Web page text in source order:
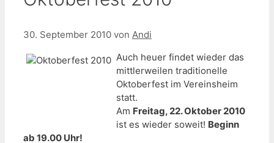
30. September 2010 von Andi
Auch heuer findet wieder das
mittlerweilen traditionelle
Oktoberfest im Vereinsheim
statt.
Am Freitag, 22. Oktober 2010
ist es wieder soweit! Beginn
ab 19.00 Uhr!